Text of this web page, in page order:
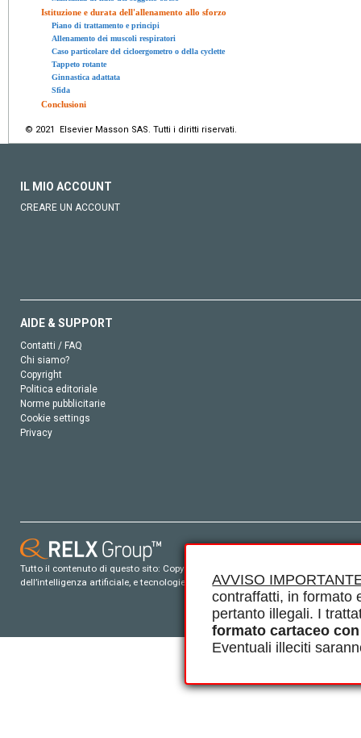
AVVISO
contraffatti, in formato
pertanto illegali. I
formato cartaceo
Eventuali illeciti
Istituzione e durata dell'allenamento allo sforzo
Piano di trattamento e principi
Allenamento dei muscoli respiratori
Caso particolare del cicloergometro o della cyclette
Tappeto rotante
Ginnastica adattata
Sfida
Conclusioni
© 2021 Elsevier Masson SAS. Tutti i diritti riservati.
IL MIO ACCOUNT
CREARE UN ACCOUNT
AIDE & SUPPORT
Contatti / FAQ
Chi siamo?
Copyright
Politica editoriale
Norme pubblicitarie
Cookie settings
Privacy
Tutto il contenuto di questo sito: Copyright © 2026 Elsevier, i suoi
dell’intelligenza artificiale, e tecnologie simili. Per tutto il contenuto ‘open